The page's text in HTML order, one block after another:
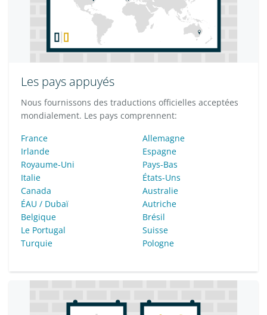
Les pays appuyés
Nous fournissons des traductions officielles acceptées
mondialement. Les pays comprennent:
France
Allemagne
Irlande
Espagne
Royaume-Uni
Pays-Bas
Italie
États-Uns
Canada
Australie
ÉAU / Dubaï
Autriche
Belgique
Brésil
Le Portugal
Suisse
Turquie
Pologne